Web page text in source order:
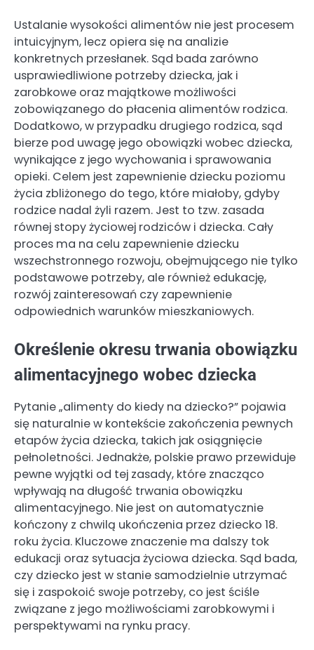
Ustalanie wysokości alimentów nie jest procesem
intuicyjnym, lecz opiera się na analizie
konkretnych przesłanek. Sąd bada zarówno
usprawiedliwione potrzeby dziecka, jak i
zarobkowe oraz majątkowe możliwości
zobowiązanego do płacenia alimentów rodzica.
Dodatkowo, w przypadku drugiego rodzica, sąd
bierze pod uwagę jego obowiązki wobec dziecka,
wynikające z jego wychowania i sprawowania
opieki. Celem jest zapewnienie dziecku poziomu
życia zbliżonego do tego, które miałoby, gdyby
rodzice nadal żyli razem. Jest to tzw. zasada
równej stopy życiowej rodziców i dziecka. Cały
proces ma na celu zapewnienie dziecku
wszechstronnego rozwoju, obejmującego nie tylko
podstawowe potrzeby, ale również edukację,
rozwój zainteresowań czy zapewnienie
odpowiednich warunków mieszkaniowych.
Określenie okresu trwania obowiązku
alimentacyjnego wobec dziecka
Pytanie „alimenty do kiedy na dziecko?” pojawia
się naturalnie w kontekście zakończenia pewnych
etapów życia dziecka, takich jak osiągnięcie
pełnoletności. Jednakże, polskie prawo przewiduje
pewne wyjątki od tej zasady, które znacząco
wpływają na długość trwania obowiązku
alimentacyjnego. Nie jest on automatycznie
kończony z chwilą ukończenia przez dziecko 18.
roku życia. Kluczowe znaczenie ma dalszy tok
edukacji oraz sytuacja życiowa dziecka. Sąd bada,
czy dziecko jest w stanie samodzielnie utrzymać
się i zaspokoić swoje potrzeby, co jest ściśle
związane z jego możliwościami zarobkowymi i
perspektywami na rynku pracy.